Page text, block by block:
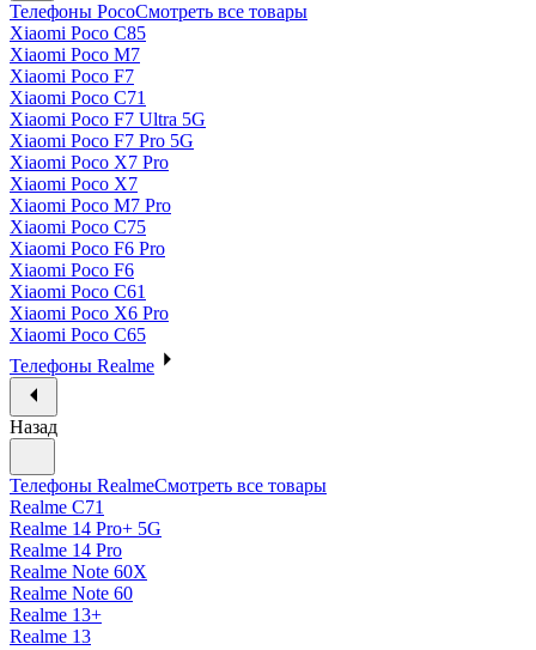
Телефоны PocoСмотреть все товары
Xiaomi Poco C85
Xiaomi Poco M7
Xiaomi Poco F7
Xiaomi Poco C71
Xiaomi Poco F7 Ultra 5G
Xiaomi Poco F7 Pro 5G
Xiaomi Poco X7 Pro
Xiaomi Poco X7
Xiaomi Poco M7 Pro
Xiaomi Poco C75
Xiaomi Poco F6 Pro
Xiaomi Poco F6
Xiaomi Poco C61
Xiaomi Poco X6 Pro
Xiaomi Poco C65
Телефоны Realme
Назад
Телефоны RealmeСмотреть все товары
Realme C71
Realme 14 Pro+ 5G
Realme 14 Pro
Realme Note 60X
Realme Note 60
Realme 13+
Realme 13